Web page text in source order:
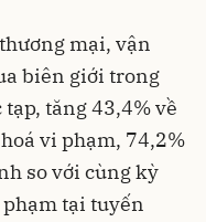
mại, vận
biên giới trong
tăng 43,4% về
vi phạm, 74,2%
so với cùng kỳ
tại tuyến